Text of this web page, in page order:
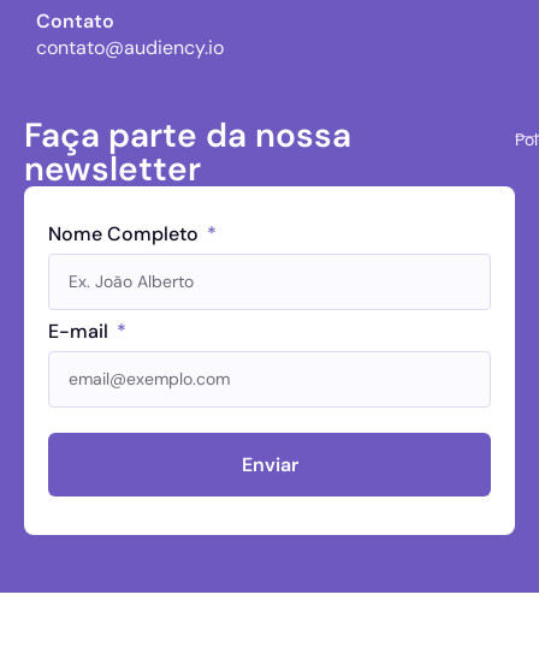
Contato
contato@audiency.io
Faça parte da nossa
newsletter
Nome Completo
E-mail
Enviar